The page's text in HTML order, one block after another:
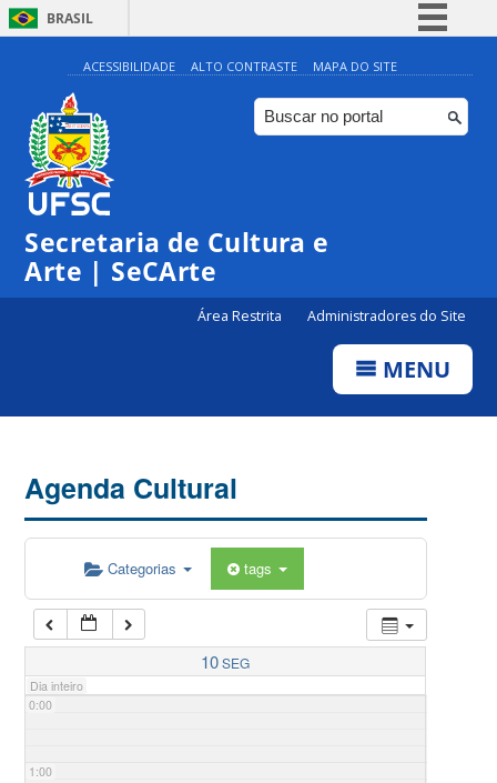
BRASIL
Simplifique!
Comunica BR
Participe
ACESSIBILIDADE ALTO CONTRASTE MAPA DO SITE
Secretaria de Cultura e
Arte | SeCArte
Área Restrita Administradores do Site
MENU
Agenda Cultural
Categorias tags
10SEG
Dia inteiro
0:00
1:00